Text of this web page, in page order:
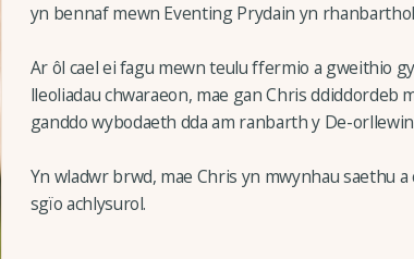
yn bennaf mewn Eventing Prydain yn
Ar ôl cael ei fagu mewn teulu ffermio a gweithio
lleoliadau chwaraeon, mae gan Chris ddiddordeb
ganddo wybodaeth dda am ranbarth y De-
Yn wladwr brwd, mae Chris yn mwynhau saethu
sgïo achlysurol.